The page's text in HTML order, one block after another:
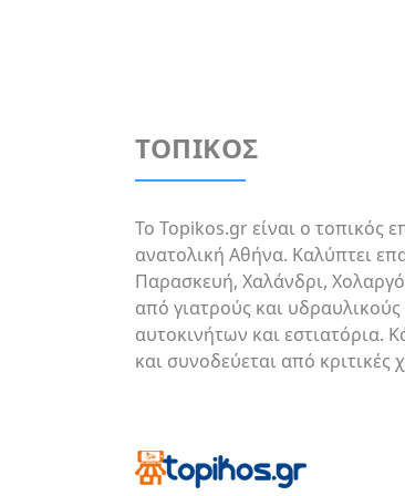
ΤΟΠΙΚΟΣ
Το Topikos.gr είναι ο τοπικός
ανατολική Αθήνα. Καλύπτει
Παρασκευή, Χαλάνδρι,
από γιατρούς και υδραυλικούς
αυτοκινήτων και εστιατόρια.
και συνοδεύεται από κριτικές